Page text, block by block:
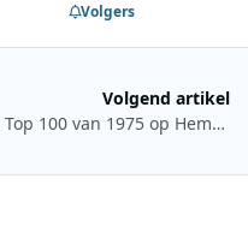
Volgers
Volgend artikel
De Top 100 van 1975 op Hemelvaartsdag bij Radio M Utrecht